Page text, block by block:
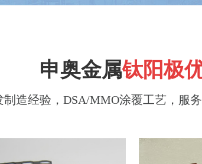
申奥金属钛阳极
制造经验，DSA/MMO涂覆工艺，服